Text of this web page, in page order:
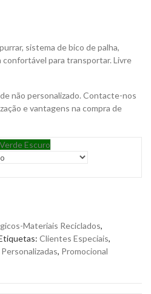
sistema de bico de palha,
confortável para transportar. Livre
não personalizado. Contacte-nos
e vantagens na compra de
Verde Escuro
Materiais Reciclados,
Clientes Especiais,
, Promocional